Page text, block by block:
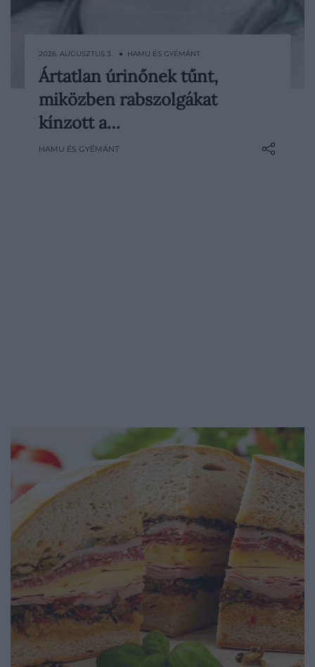
Delphine LaLaurie a 19. századi New
Orleans előkelő társaságának ismert alakja
volt, aki fényűző vacsorákkal és elegáns
házának elzárt helyiségeiben azonban
2026. AUGUSZTUS 3. ● HAMU ÉS GYÉMÁNT
Ártatlan úrinőnek tűnt,
miközben rabszolgákat
kínzott a…
HAMU ÉS GYÉMÁNT